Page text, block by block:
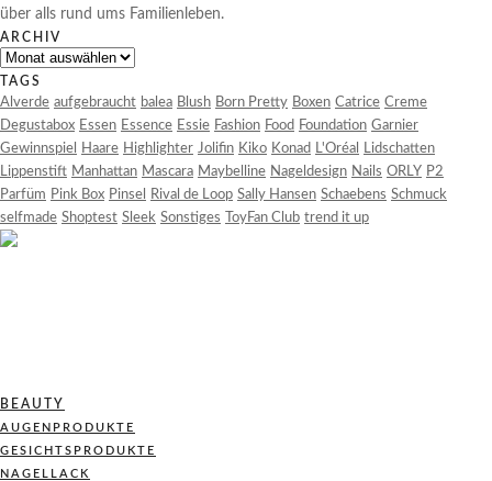
über alls rund ums Familienleben.
ARCHIV
Archiv
TAGS
Alverde aufgebraucht balea Blush Born Pretty Boxen Catrice Creme
Degustabox Essen Essence Essie Fashion Food Foundation Garnier
Gewinnspiel
Haare Highlighter Jolifin Kiko Konad L'Oréal
Lidschatten
Lippenstift Manhattan Mascara Maybelline Nageldesign Nails ORLY P2
Parfüm Pink Box Pinsel Rival de Loop Sally Hansen Schaebens Schmuck
selfmade Shoptest Sleek Sonstiges ToyFan Club trend it up
BEAUTY
AUGENPRODUKTE
GESICHTSPRODUKTE
NAGELLACK